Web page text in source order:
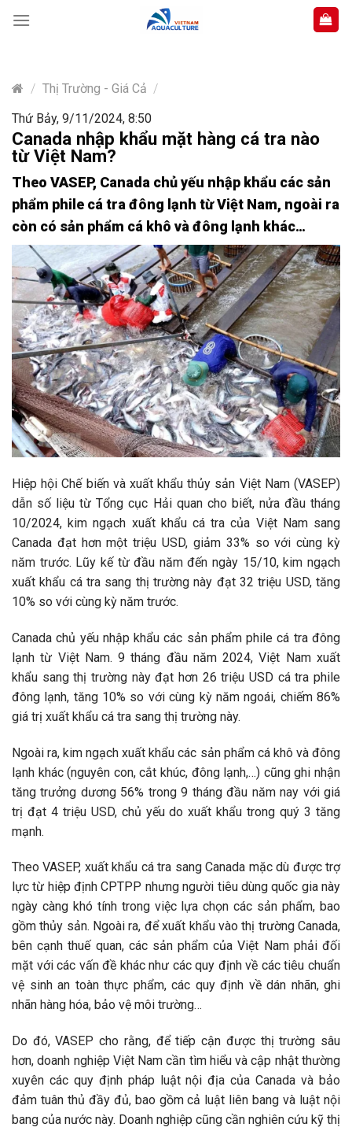
content
/ Thị Trường - Giá Cả /
Thứ Bảy, 9/11/2024, 8:50
Canada nhập khẩu mặt hàng cá tra nào
từ Việt Nam?
Theo VASEP, Canada chủ yếu nhập khẩu các sản
phẩm phile cá tra đông lạnh từ Việt Nam, ngoài ra
còn có sản phẩm cá khô và đông lạnh khác…
Hiệp hội Chế biến và xuất khẩu thủy sản Việt Nam (VASEP)
dẫn số liệu từ Tổng cục Hải quan cho biết, nửa đầu tháng
10/2024, kim ngạch xuất khẩu cá tra của Việt Nam sang
Canada đạt hơn một triệu USD, giảm 33% so với cùng kỳ
năm trước. Lũy kế từ đầu năm đến ngày 15/10, kim ngạch
xuất khẩu cá tra sang thị trường này đạt 32 triệu USD, tăng
10% so với cùng kỳ năm trước.
Canada chủ yếu nhập khẩu các sản phẩm phile cá tra đông
lạnh từ Việt Nam. 9 tháng đầu năm 2024, Việt Nam xuất
khẩu sang thị trường này đạt hơn 26 triệu USD cá tra phile
đông lạnh, tăng 10% so với cùng kỳ năm ngoái, chiếm 86%
giá trị xuất khẩu cá tra sang thị trường này.
Ngoài ra, kim ngạch xuất khẩu các sản phẩm cá khô và đông
lạnh khác (nguyên con, cắt khúc, đông lạnh,…) cũng ghi nhận
tăng trưởng dương 56% trong 9 tháng đầu năm nay với giá
trị đạt 4 triệu USD, chủ yếu do xuất khẩu trong quý 3 tăng
mạnh.
Theo VASEP, xuất khẩu cá tra sang Canada mặc dù được trợ
lực từ hiệp định CPTPP nhưng người tiêu dùng quốc gia này
ngày càng khó tính trong việc lựa chọn các sản phẩm, bao
gồm thủy sản. Ngoài ra, để xuất khẩu vào thị trường Canada,
bên cạnh thuế quan, các sản phẩm của Việt Nam phải đối
mặt với các vấn đề khác như các quy định về các tiêu chuẩn
vệ sinh an toàn thực phẩm, các quy định về dán nhãn, ghi
nhãn hàng hóa, bảo vệ môi trường…
Do đó, VASEP cho rằng, để tiếp cận được thị trường sâu
hơn, doanh nghiệp Việt Nam cần tìm hiểu và cập nhật thường
xuyên các quy định pháp luật nội địa của Canada và bảo
đảm tuân thủ đầy đủ, bao gồm cả luật liên bang và luật nội
bang của nước này. Doanh nghiệp cũng cần nghiên cứu kỹ thị